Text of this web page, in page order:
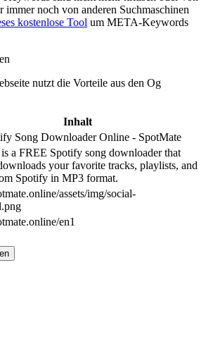
immer noch von anderen Suchmaschinen
kostenlose Tool um META-Keywords
nutzt die Vorteile aus den Og
Inhalt
Song Downloader Online - SpotMate
is a FREE Spotify song downloader that
your favorite tracks, playlists, and
Spotify in MP3 format.
assets/img/social-
en1